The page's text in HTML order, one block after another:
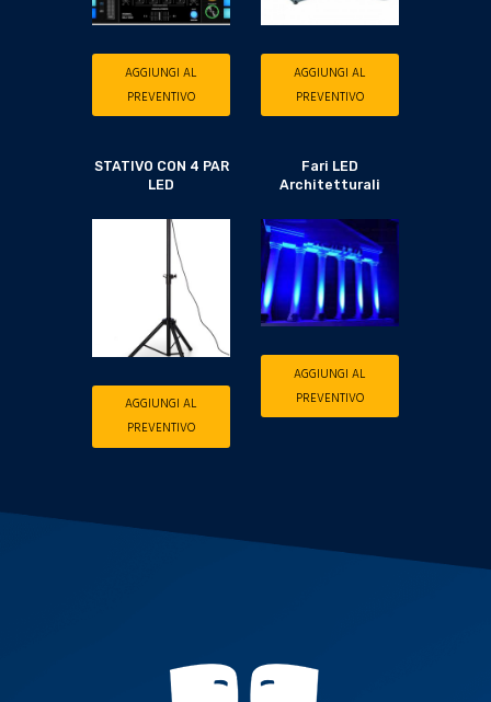
AGGIUNGI AL
PREVENTIVO
AGGIUNGI AL
PREVENTIVO
STATIVO CON 4 PAR
LED
AGGIUNGI AL
PREVENTIVO
Fari LED
Architetturali
AGGIUNGI AL
PREVENTIVO